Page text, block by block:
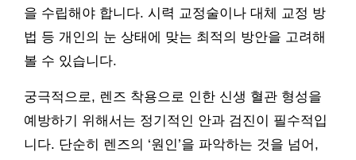
을 수립해야 합니다. 시력 교정술이나 대체 교정 방
법 등 개인의 눈 상태에 맞는 최적의 방안을 고려해
볼 수 있습니다.
궁극적으로, 렌즈 착용으로 인한 신생 혈관 형성을
예방하기 위해서는 정기적인 안과 검진이 필수적입
니다. 단순히 렌즈의 ‘원인’을 파악하는 것을 넘어,